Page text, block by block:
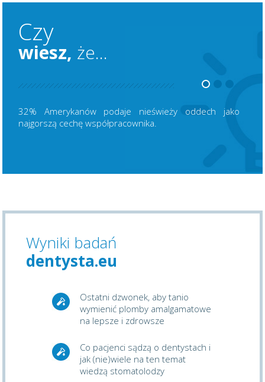
Czy
wiesz, że...
32% Amerykanów podaje nieświeży oddech jako
najgorszą cechę współpracownika.
Wyniki badań
dentysta.eu
Ostatni dzwonek, aby tanio
wymienić plomby amalgamatowe
na lepsze i zdrowsze
Co pacjenci sądzą o dentystach i
jak (nie)wiele na ten temat
wiedzą stomatolodzy